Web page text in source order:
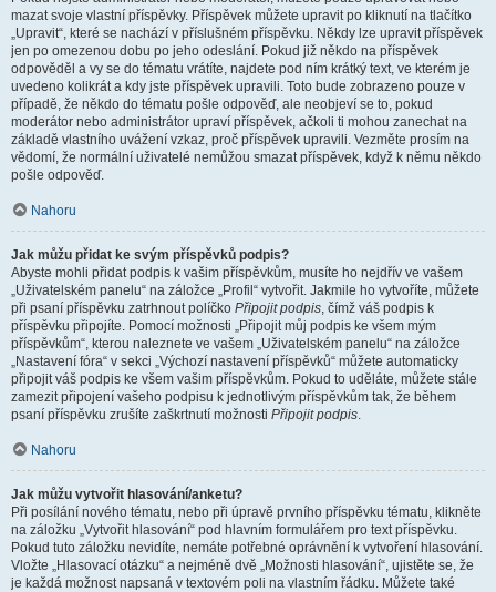
mazat svoje vlastní příspěvky. Příspěvek můžete upravit po kliknutí na tlačítko
„Upravit“, které se nachází v příslušném příspěvku. Někdy lze upravit příspěvek
jen po omezenou dobu po jeho odeslání. Pokud již někdo na příspěvek
odpověděl a vy se do tématu vrátíte, najdete pod ním krátký text, ve kterém je
uvedeno kolikrát a kdy jste příspěvek upravili. Toto bude zobrazeno pouze v
případě, že někdo do tématu pošle odpověď, ale neobjeví se to, pokud
moderátor nebo administrátor upraví příspěvek, ačkoli ti mohou zanechat na
základě vlastního uvážení vzkaz, proč příspěvek upravili. Vezměte prosím na
vědomí, že normální uživatelé nemůžou smazat příspěvek, když k němu někdo
pošle odpověď.
Nahoru
Jak můžu přidat ke svým příspěvků podpis?
Abyste mohli přidat podpis k vašim příspěvkům, musíte ho nejdřív ve vašem
„Uživatelském panelu“ na záložce „Profil“ vytvořit. Jakmile ho vytvoříte, můžete
při psaní příspěvku zatrhnout políčko Připojit podpis, čímž váš podpis k
příspěvku připojíte. Pomocí možnosti „Připojit můj podpis ke všem mým
příspěvkům“, kterou naleznete ve vašem „Uživatelském panelu“ na záložce
„Nastavení fóra“ v sekci „Výchozí nastavení příspěvků“ můžete automaticky
připojit váš podpis ke všem vašim příspěvkům. Pokud to uděláte, můžete stále
zamezit připojení vašeho podpisu k jednotlivým příspěvkům tak, že během
psaní příspěvku zrušíte zaškrtnutí možnosti Připojit podpis.
Nahoru
Jak můžu vytvořit hlasování/anketu?
Při posílání nového tématu, nebo při úpravě prvního příspěvku tématu, klikněte
na záložku „Vytvořit hlasování“ pod hlavním formulářem pro text příspěvku.
Pokud tuto záložku nevidíte, nemáte potřebné oprávnění k vytvoření hlasování.
Vložte „Hlasovací otázku“ a nejméně dvě „Možnosti hlasování“, ujistěte se, že
je každá možnost napsaná v textovém poli na vlastním řádku. Můžete také